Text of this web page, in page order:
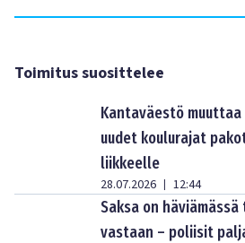
Toimitus suosittelee
Kantaväestö
uudet koulurajat
liikkeelle
28.07.2026 | 12:44
Saksa on
vastaan – poliisit